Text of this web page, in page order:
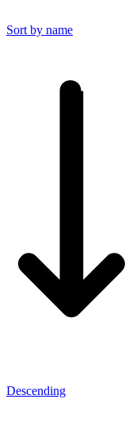
Sort by name
Descending